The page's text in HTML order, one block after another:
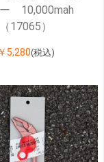
ー 10,000mah
（17065）
￥5,280(税込)